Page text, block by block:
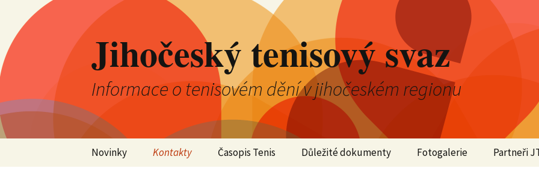
Jihočeský tenisový svaz
Informace o tenisovém dění v jihočeském regionu
Novinky Kontakty Časopis Tenis Důležité dokumenty Fotogalerie Partneři